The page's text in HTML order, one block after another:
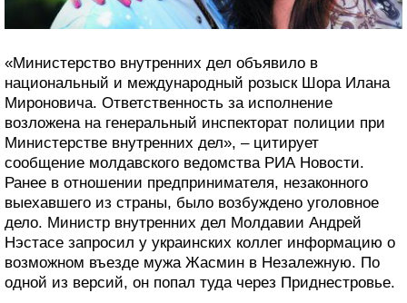
«Министерство внутренних дел объявило в
национальный и международный розыск Шора Илана
Мироновича. Ответственность за исполнение
возложена на генеральный инспекторат полиции при
Министерстве внутренних дел», – цитирует
сообщение молдавского ведомства РИА Новости.
Ранее в отношении предпринимателя, незаконного
выехавшего из страны, было возбуждено уголовное
дело. Министр внутренних дел Молдавии Андрей
Нэстасе запросил у украинских коллег информацию о
возможном въезде мужа Жасмин в Незалежную. По
одной из версий, он попал туда через Приднестровье.